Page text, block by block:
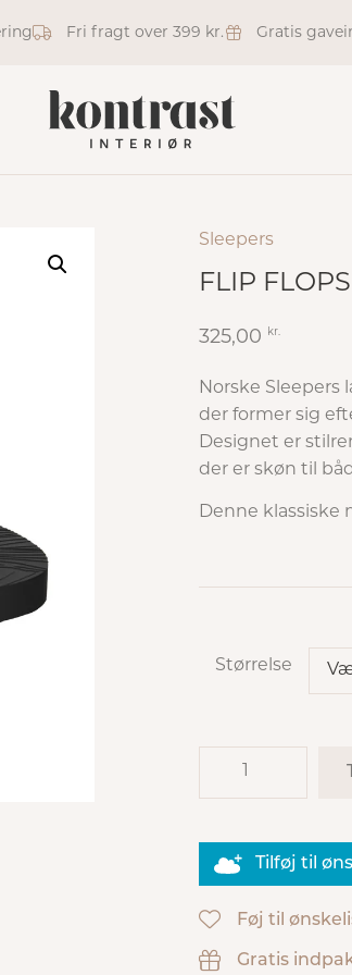
Fri fragt over 399 kr. Gratis
Sleepers
FLIP
325,00 kr.
Norske Sleepers
der former sig
Designet er
der er skøn til
Denne klassiske
Størrelse
Tilføj til
Føj til
Gratis